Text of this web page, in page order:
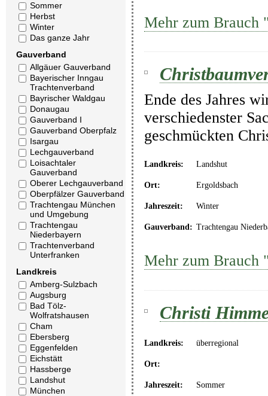
Sommer
Herbst
Winter
Das ganze Jahr
Gauverband
Allgäuer Gauverband
Bayerischer Inngau
Trachtenverband
Bayrischer Waldgau
Donaugau
Gauverband I
Gauverband Oberpfalz
Isargau
Lechgauverband
Loisachtaler
Gauverband
Oberer Lechgauverband
Oberpfälzer Gauverband
Trachtengau München
und Umgebung
Trachtengau
Niederbayern
Trachtenverband
Unterfranken
Landkreis
Amberg-Sulzbach
Augsburg
Bad Tölz-
Wolfratshausen
Cham
Ebersberg
Eggenfelden
Eichstätt
Hassberge
Landshut
München
Mehr zum Brauch
Ende des Jahres
verschiedenster
geschmückten
Landkreis: Landshut
Ort: Ergoldsbach
Jahreszeit: Winter
Gauverband: Trachtengau
Mehr zum Brauch
Christi
Landkreis: überregional
Ort:
Jahreszeit: Sommer